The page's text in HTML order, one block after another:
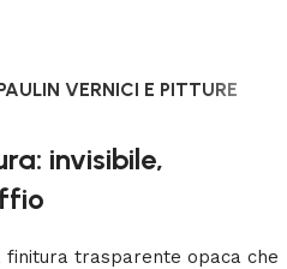
VERNICI E PITTURE
invisibile,
finitura trasparente opaca che